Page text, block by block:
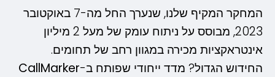
המחקר המקיף שלנו, שנערך החל מה-7 באוקטובר
2023, מבוסס על ניתוח עומק של מעל 2 מיליון
אינטראקציות מכירה במגוון רחב של תחומים.
החידוש הגדול? מדד ייחודי שפותח ב-CallMarker